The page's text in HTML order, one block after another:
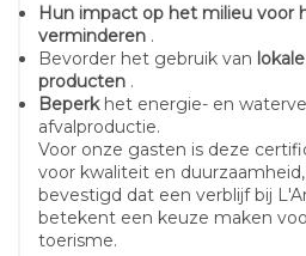
Hun impact op het milieu voor
verminderen .
Bevorder het gebruik van
producten .
Beperkhet energie- en
afvalproductie.
Voor onze gasten is deze
voor kwaliteit en
bevestigd dat een verblijf bij
betekent een keuze maken
toerisme.